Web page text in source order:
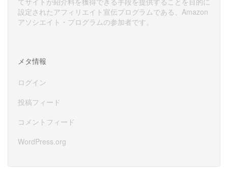
設定されたアフィリエイト宣伝プログラムである、Amazon
アソシエイト・プログラムの参加者です。
メタ情報
ログイン
投稿フィード
コメントフィード
WordPress.org